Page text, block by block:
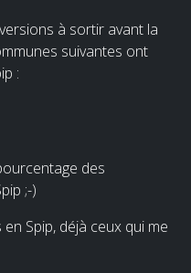
à sortir avant la
suivantes ont
:
des
;-)
Spip, déjà ceux qui me